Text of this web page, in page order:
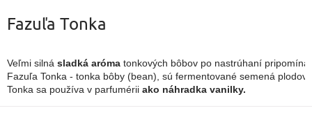
Fazuľa Tonka
Veľmi silná sladká aróma tonkových bôbov po nastrúhaní pripomína
Fazuľa Tonka - tonka bôby (bean), sú fermentované semená
Tonka sa používa v parfumérii ako náhradka vanilky.